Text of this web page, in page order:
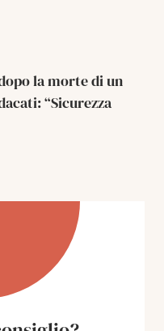
la morte di un
“Sicurezza